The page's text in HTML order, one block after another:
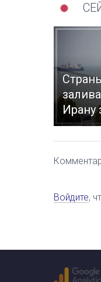
Ирану
Войдите,